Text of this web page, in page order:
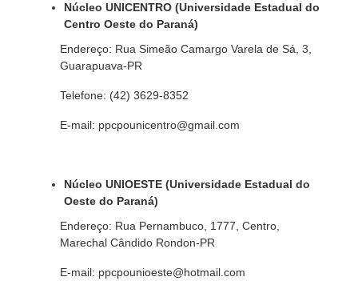
Núcleo UNICENTRO (Universidade Estadual do
Centro Oeste do Paraná)
Endereço: Rua Simeão Camargo Varela de Sá, 3,
Guarapuava-PR
Telefone: (42) 3629-8352
E-mail: ppcpounicentro@gmail.com
Núcleo UNIOESTE (Universidade Estadual do
Oeste do Paraná)
Endereço: Rua Pernambuco, 1777, Centro,
Marechal Cândido Rondon-PR
E-mail: ppcpounioeste@hotmail.com